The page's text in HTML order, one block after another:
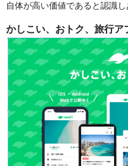
自体が高い価値であると認識し
かしこい、おトク、旅行ア